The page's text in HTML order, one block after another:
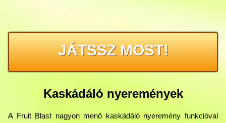
JÁTSSZ MOST!
Kaskádáló nyeremények
A Fruit Blast nagyon menő kaskádáló nyeremény funkcióval